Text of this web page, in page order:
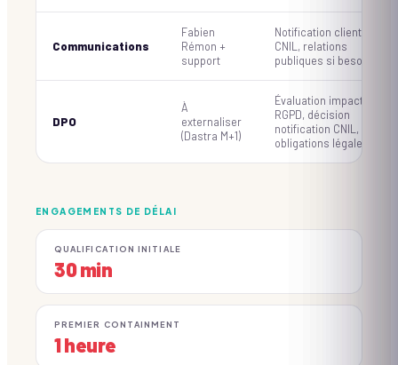
Communications
Fabien
Rémon +
support
Notification clients,
CNIL, relations
publiques si besoin
DPO
À
externaliser
(Dastra M+1)
Évaluation impact
RGPD, décision
notification CNIL,
obligations légales
ENGAGEMENTS DE DÉLAI
QUALIFICATION INITIALE
30 min
PREMIER CONTAINMENT
1 heure